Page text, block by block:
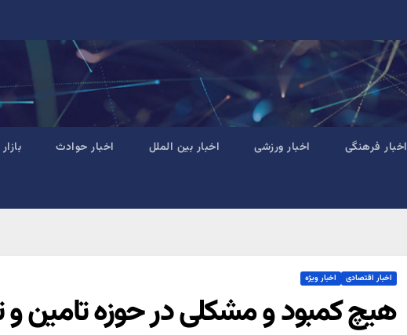
اخبار فرهنگی اخبار ورزشی اخبار بین الملل اخبار حوادث بازار
اخبار اقتصادی اخبار ویژه
هیچ کمبود و مشکلی در حوزه تامین و